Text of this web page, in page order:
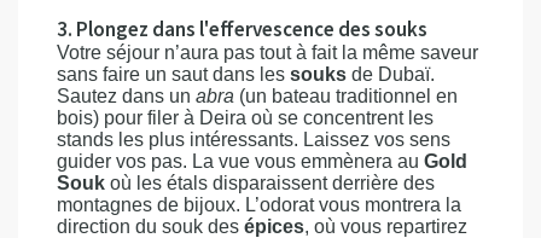
3. Plongez dans l'effervescence des souks
Votre séjour n’aura pas tout à fait la même saveur
sans faire un saut dans les souks de Dubaï.
Sautez dans un abra (un bateau traditionnel en
bois) pour filer à Deira où se concentrent les
stands les plus intéressants. Laissez vos sens
guider vos pas. La vue vous emmènera au Gold
Souk où les étals disparaissent derrière des
montagnes de bijoux. L’odorat vous montrera la
direction du souk des épices, où vous repartirez